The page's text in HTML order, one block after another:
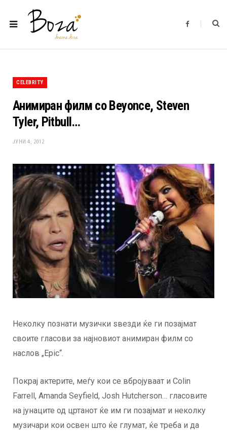
F
b
CELEBRITY
Анимиран филм со Beyonce, Steven
Tyler, Pitbull…
ЈУНИ 4, 2012
Неколку познати музички ѕвезди ќе ги позајмат
своите гласови за најновиот анимиран филм со
наслов „Epic“.
Покрај актерите, меѓу кои се вбројуваат и Colin
Farrell, Amanda Seyfield, Josh Hutcherson… гласовите
на јунаците од цртанот ќе им ги позајмат и неколку
музичари кои освен што ќе глумат, ќе треба и да